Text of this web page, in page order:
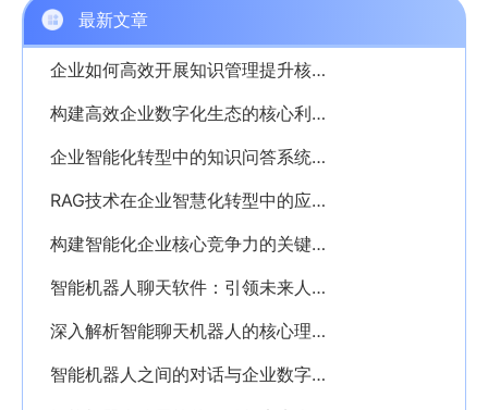
最新文章
企业如何高效开展知识管理提升核心竞争力
构建高效企业数字化生态的核心利器——PKM个人知识管理系统解析
企业智能化转型中的知识问答系统应用解析
RAG技术在企业智慧化转型中的应用与价值解析
构建智能化企业核心竞争力的关键——深入解析AI知识库的价值与应用
智能机器人聊天软件：引领未来人机交互新时代的创新利器
深入解析智能聊天机器人的核心理念与应用价值
智能机器人之间的对话与企业数字化转型的深度融合探析